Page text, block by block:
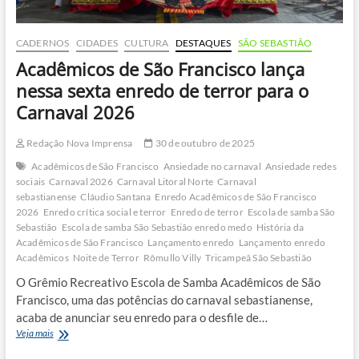
CADERNOS CIDADES CULTURA DESTAQUES SÃO SEBASTIÃO
Acadêmicos de São Francisco lança
nessa sexta enredo de terror para o
Carnaval 2026
Redação Nova Imprensa
30 de outubro de 2025
Acadêmicos de São Francisco Ansiedade no carnaval Ansiedade redes
sociais Carnaval 2026 Carnaval Litoral Norte Carnaval
sebastianense Cláudio Santana Enredo Acadêmicos de São Francisco
2026 Enredo crítica social e terror Enredo de terror Escola de samba São
Sebastião Escola de samba São Sebastião enredo medo História da
Acadêmicos de São Francisco Lançamento enredo Lançamento enredo
Acadêmicos Noite de Terror Rômullo Villy Tricampeã São Sebastião
O Grêmio Recreativo Escola de Samba Acadêmicos de São
Francisco, uma das potências do carnaval sebastianense,
acaba de anunciar seu enredo para o desfile de…
Veja maisAcadêmicos